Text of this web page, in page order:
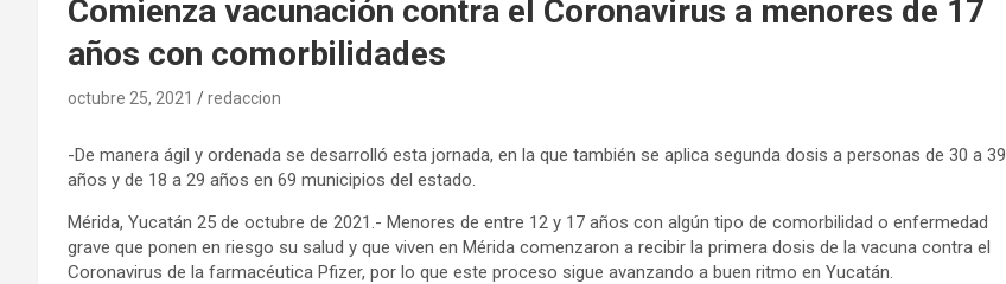
Comienza vacunación contra el Coronavirus a menores de 17
años con comorbilidades
octubre 25, 2021 redaccion
-De manera ágil y ordenada se desarrolló esta jornada, en la que también se aplica segunda dosis a personas de 30 a 39
años y de 18 a 29 años en 69 municipios del estado.
Mérida, Yucatán 25 de octubre de 2021.- Menores de entre 12 y 17 años con algún tipo de comorbilidad o enfermedad
grave que ponen en riesgo su salud y que viven en Mérida comenzaron a recibir la primera dosis de la vacuna contra el
Coronavirus de la farmacéutica Pfizer, por lo que este proceso sigue avanzando a buen ritmo en Yucatán.